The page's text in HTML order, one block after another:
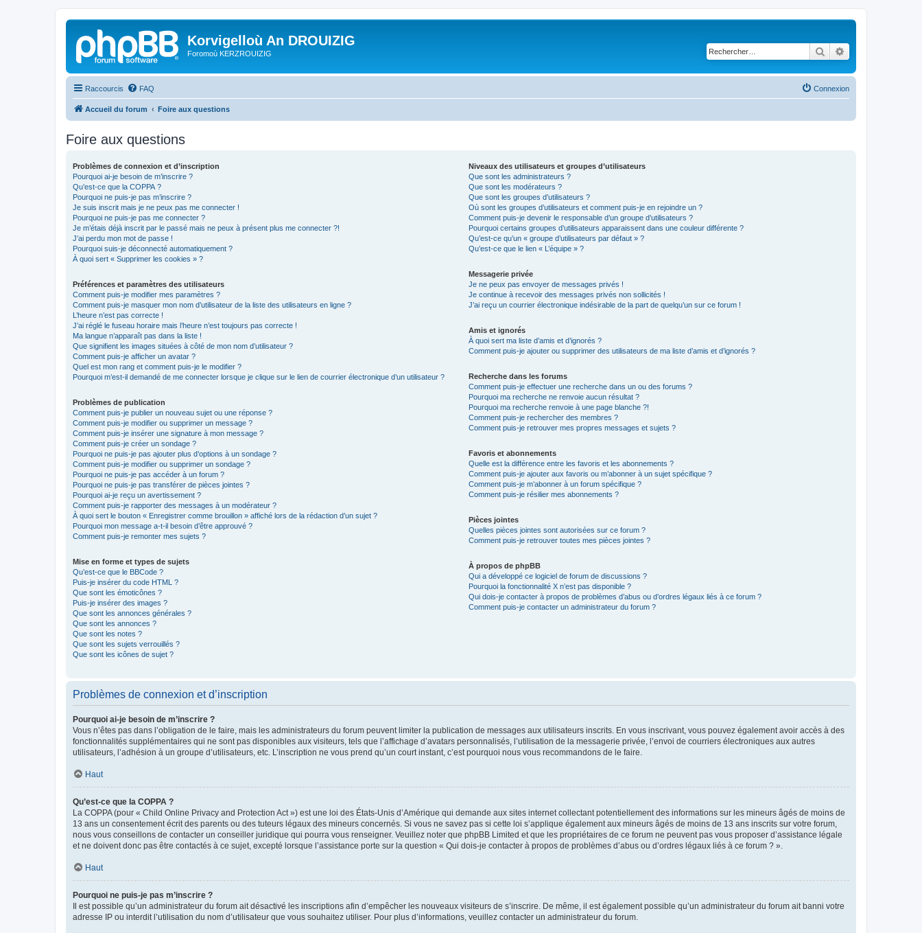
Korvigelloù An DROUIZIG
Foromoù KERZROUIZIG Rechercher
Raccourcis FAQ Connexion
Accueil du forum Foire aux questions
Foire aux questions
Problèmes de connexion et d’inscription
Pourquoi ai-je besoin de m’inscrire ?
Qu’est-ce que la COPPA ?
Pourquoi ne puis-je pas m’inscrire ?
Je suis inscrit mais je ne peux pas me connecter !
Pourquoi ne puis-je pas me connecter ?
Je m’étais déjà inscrit par le passé mais ne peux à présent plus me connecter ?!
J’ai perdu mon mot de passe !
Pourquoi suis-je déconnecté automatiquement ?
À quoi sert « Supprimer les cookies » ?
Préférences et paramètres des utilisateurs
Comment puis-je modifier mes paramètres ?
Comment puis-je masquer mon nom d’utilisateur de la liste des utilisateurs en ligne ?
L’heure n’est pas correcte !
J’ai réglé le fuseau horaire mais l’heure n’est toujours pas correcte !
Ma langue n’apparaît pas dans la liste !
Que signifient les images situées à côté de mon nom d’utilisateur ?
Comment puis-je afficher un avatar ?
Quel est mon rang et comment puis-je le modifier ?
Pourquoi m’est-il demandé de me connecter lorsque je clique sur le lien de courrier électronique d’un utilisateur ?
Problèmes de publication
Comment puis-je publier un nouveau sujet ou une réponse ?
Comment puis-je modifier ou supprimer un message ?
Comment puis-je insérer une signature à mon message ?
Comment puis-je créer un sondage ?
Pourquoi ne puis-je pas ajouter plus d’options à un sondage ?
Comment puis-je modifier ou supprimer un sondage ?
Pourquoi ne puis-je pas accéder à un forum ?
Pourquoi ne puis-je pas transférer de pièces jointes ?
Pourquoi ai-je reçu un avertissement ?
Comment puis-je rapporter des messages à un modérateur ?
À quoi sert le bouton « Enregistrer comme brouillon » affiché lors de la rédaction d’un sujet ?
Pourquoi mon message a-t-il besoin d’être approuvé ?
Comment puis-je remonter mes sujets ?
Mise en forme et types de sujets
Qu’est-ce que le BBCode ?
Puis-je insérer du code HTML ?
Que sont les émoticônes ?
Puis-je insérer des images ?
Que sont les annonces générales ?
Que sont les annonces ?
Que sont les notes ?
Que sont les sujets verrouillés ?
Que sont les icônes de sujet ?
Niveaux des utilisateurs et groupes d’utilisateurs
Que sont les administrateurs ?
Que sont les modérateurs ?
Que sont les groupes d’utilisateurs ?
Où sont les groupes d’utilisateurs et comment puis-je en rejoindre un ?
Comment puis-je devenir le responsable d’un groupe d’utilisateurs ?
Pourquoi certains groupes d’utilisateurs apparaissent dans une couleur différente ?
Qu’est-ce qu’un « groupe d’utilisateurs par défaut » ?
Qu’est-ce que le lien « L’équipe » ?
Messagerie privée
Je ne peux pas envoyer de messages privés !
Je continue à recevoir des messages privés non sollicités !
J’ai reçu un courrier électronique indésirable de la part de quelqu’un sur ce forum !
Amis et ignorés
À quoi sert ma liste d’amis et d’ignorés ?
Comment puis-je ajouter ou supprimer des utilisateurs de ma liste d’amis et d’ignorés ?
Recherche dans les forums
Comment puis-je effectuer une recherche dans un ou des forums ?
Pourquoi ma recherche ne renvoie aucun résultat ?
Pourquoi ma recherche renvoie à une page blanche ?!
Comment puis-je rechercher des membres ?
Comment puis-je retrouver mes propres messages et sujets ?
Favoris et abonnements
Quelle est la différence entre les favoris et les abonnements ?
Comment puis-je ajouter aux favoris ou m’abonner à un sujet spécifique ?
Comment puis-je m’abonner à un forum spécifique ?
Comment puis-je résilier mes abonnements ?
Pièces jointes
Quelles pièces jointes sont autorisées sur ce forum ?
Comment puis-je retrouver toutes mes pièces jointes ?
À propos de phpBB
Qui a développé ce logiciel de forum de discussions ?
Pourquoi la fonctionnalité X n’est pas disponible ?
Qui dois-je contacter à propos de problèmes d’abus ou d’ordres légaux liés à ce forum ?
Comment puis-je contacter un administrateur du forum ?
Problèmes de connexion et d’inscription
Pourquoi ai-je besoin de m’inscrire ?
Vous n’êtes pas dans l’obligation de le faire, mais les administrateurs du forum peuvent limiter la publication de messages aux utilisateurs inscrits. En vous inscrivant, vous pouvez également avoir accès à des
fonctionnalités supplémentaires qui ne sont pas disponibles aux visiteurs, tels que l’affichage d’avatars personnalisés, l’utilisation de la messagerie privée, l’envoi de courriers électroniques aux autres
utilisateurs, l’adhésion à un groupe d’utilisateurs, etc. L’inscription ne vous prend qu’un court instant, c’est pourquoi nous vous recommandons de le faire.
Haut
Qu’est-ce que la COPPA ?
La COPPA (pour « Child Online Privacy and Protection Act ») est une loi des États-Unis d’Amérique qui demande aux sites internet collectant potentiellement des informations sur les mineurs âgés de moins de
13 ans un consentement écrit des parents ou des tuteurs légaux des mineurs concernés. Si vous ne savez pas si cette loi s’applique également aux mineurs âgés de moins de 13 ans inscrits sur votre forum,
nous vous conseillons de contacter un conseiller juridique qui pourra vous renseigner. Veuillez noter que phpBB Limited et que les propriétaires de ce forum ne peuvent pas vous proposer d’assistance légale
et ne doivent donc pas être contactés à ce sujet, excepté lorsque l’assistance porte sur la question « Qui dois-je contacter à propos de problèmes d’abus ou d’ordres légaux liés à ce forum ? ».
Haut
Pourquoi ne puis-je pas m’inscrire ?
Il est possible qu’un administrateur du forum ait désactivé les inscriptions afin d’empêcher les nouveaux visiteurs de s’inscrire. De même, il est également possible qu’un administrateur du forum ait banni votre
adresse IP ou interdit l’utilisation du nom d’utilisateur que vous souhaitez utiliser. Pour plus d’informations, veuillez contacter un administrateur du forum.